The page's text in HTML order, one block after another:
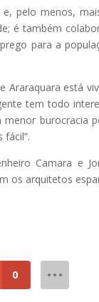
pelo menos,
é também
para a
está
tem todo
burocracia
Camara e
os arquitetos
0